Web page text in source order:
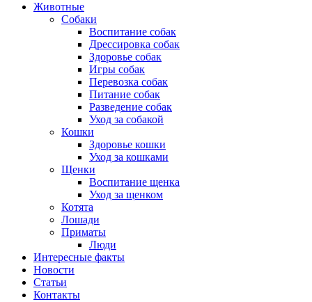
Животные
Собаки
Воспитание собак
Дрессировка собак
Здоровье собак
Игры собак
Перевозка собак
Питание собак
Разведение собак
Уход за собакой
Кошки
Здоровье кошки
Уход за кошками
Щенки
Воспитание щенка
Уход за щенком
Котята
Лошади
Приматы
Люди
Интересные факты
Новости
Статьи
Контакты